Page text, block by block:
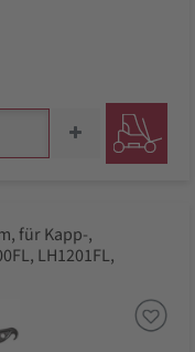
für Kapp-,
LH1201FL,